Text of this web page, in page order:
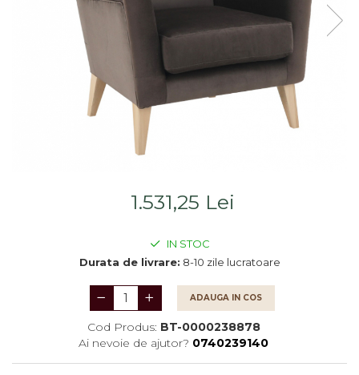
Scaune living/dining
Set mobilier Living
Seturi masa +scaune
Seturi dormitoare
saltea/Somiere/Gratii
1.531,25 Lei
IN STOC
Durata de livrare: 8-10 zile lucratoare
ADAUGA IN COS
Cod Produs: BT-0000238878
Ai nevoie de ajutor? 0740239140